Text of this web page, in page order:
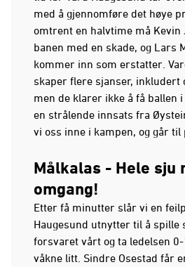
med å gjennomføre det høye
omtrent en halvtime må
banen med en skade, og Lars
kommer inn som erstatter.
skaper flere sjanser, inkludert
men de klarer ikke å få ballen
en strålende innsats fra
vi oss inne i kampen, og går til
Målkalas - Hele sju
omgang!
Etter få minutter slår vi en
Haugesund utnytter til å spille
forsvaret vårt og ta ledelsen
våkne litt. Sindre Osestad får